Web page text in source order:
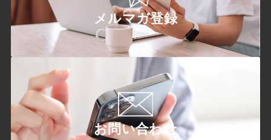
メルマガ登録
お問い合わせ